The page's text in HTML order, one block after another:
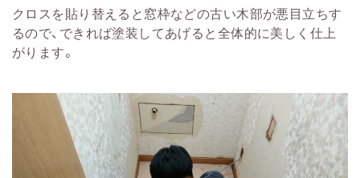
クロスを貼り替えると窓枠などの古い木部が悪目立ちす
るので、できれば塗装してあげると全体的に美しく仕上
がります。